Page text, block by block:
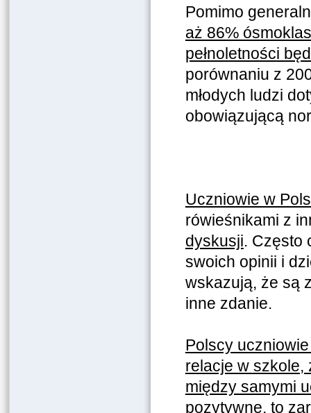
Pomimo
aż 86%
pełnoletności
porównaniu z
młodych ludzi
obowiązującą
Uczniowie w
rówieśnikami z
dyskusji. Często
swoich opinii i
wskazują, że są
inne zdanie.
Polscy
relacje w szkole,
między samymi
pozytywne, to